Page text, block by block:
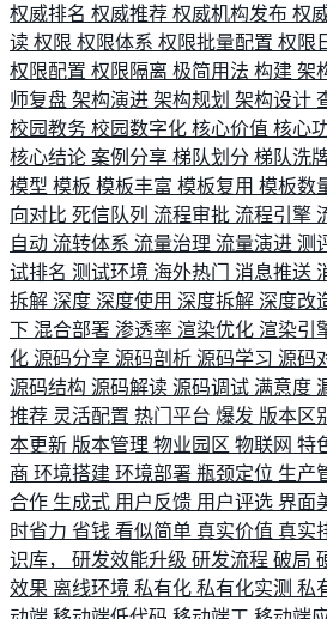
权威排名 权威推荐 权威机构发布 权
读 权限 权限体系 权限批量配置 权限
权限配置 权限隔离 极简用法 构建 架
师复盘 架构演进 架构规划 架构设计
校园教务 校园数字化 核心价值 核心
核心结论 案例分享 梯队划分 梯队洗
模型 模板 模板丰富 模板复用 模板数
向对比 死信队列 流程审批 流程引擎
自动 流转体系 流量治理 流量演进 测
试排名 测试环境 海外热门 消息推送
拆解 深度 深度使用 深度拆解 深度改
下 混合部署 渗透率 渲染优化 渲染引
化 源码分享 源码剖析 源码学习 源码
源码结构 源码解读 源码调试 满意度
推荐 灵活配置 热门平台 爆发 版本区
本更新 版本管理 物业园区 物联网 特
商 环境搭建 环境部署 瓶颈定位 生产
合作 生成式 用户反馈 用户评选 界面
时省力 省钱 看似简单 真实价值 真实
识库， 研发效能升级 研发流程 破局
效果 离线环境 私有化 私有化实测 私